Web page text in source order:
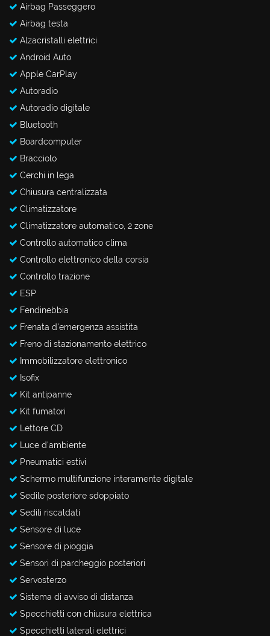
Airbag Passeggero
Airbag testa
Alzacristalli elettrici
Android Auto
Apple CarPlay
Autoradio
Autoradio digitale
Bluetooth
Boardcomputer
Bracciolo
Cerchi in lega
Chiusura centralizzata
Climatizzatore
Climatizzatore automatico, 2 zone
Controllo automatico clima
Controllo elettronico della corsia
Controllo trazione
ESP
Fendinebbia
Frenata d'emergenza assistita
Freno di stazionamento elettrico
Immobilizzatore elettronico
Isofix
Kit antipanne
Kit fumatori
Lettore CD
Luce d'ambiente
Pneumatici estivi
Schermo multifunzione interamente digitale
Sedile posteriore sdoppiato
Sedili riscaldati
Sensore di luce
Sensore di pioggia
Sensori di parcheggio posteriori
Servosterzo
Sistema di avviso di distanza
Specchietti con chiusura elettrica
Specchietti laterali elettrici